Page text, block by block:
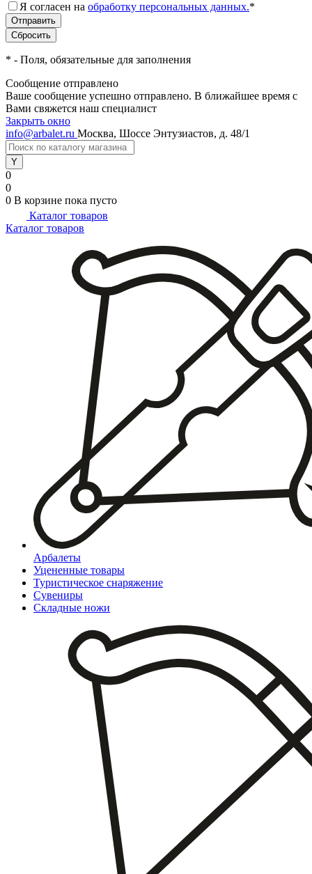
Я согласен на обработку персональных данных.*
* - Поля, обязательные для заполнения
Сообщение отправлено
Ваше сообщение успешно отправлено. В ближайшее время с
Вами свяжется наш специалист
Закрыть окно
info@arbalet.ru Москва, Шоссе Энтузиастов, д. 48/1
0
0
0 В корзине пока пусто
Каталог товаров
Каталог товаров
Арбалеты
Уцененные товары
Туристическое снаряжение
Сувениры
Складные ножи